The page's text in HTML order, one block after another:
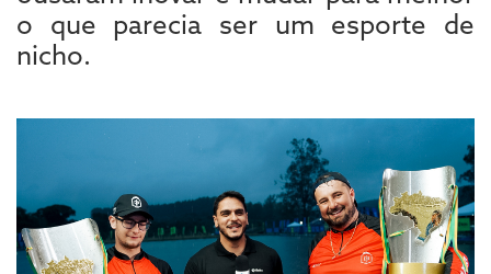
o que parecia ser um esporte de
nicho.